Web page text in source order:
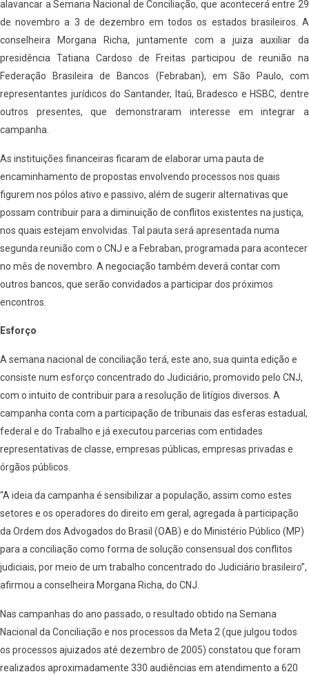
alavancar a Semana Nacional de Conciliação, que acontecerá entre 29
de novembro a 3 de dezembro em todos os estados brasileiros. A
conselheira Morgana Richa, juntamente com a juiza auxiliar da
presidência Tatiana Cardoso de Freitas participou de reunião na
Federação Brasileira de Bancos (Febraban), em São Paulo, com
representantes jurídicos do Santander, Itaú, Bradesco e HSBC, dentre
outros presentes, que demonstraram interesse em integrar a
campanha.
As instituições financeiras ficaram de elaborar uma pauta de
encaminhamento de propostas envolvendo processos nos quais
figurem nos pólos ativo e passivo, além de sugerir alternativas que
possam contribuir para a diminuição de conflitos existentes na justiça,
nos quais estejam envolvidas. Tal pauta será apresentada numa
segunda reunião com o CNJ e a Febraban, programada para acontecer
no mês de novembro. A negociação também deverá contar com
outros bancos, que serão convidados a participar dos próximos
encontros.
Esforço
A semana nacional de conciliação terá, este ano, sua quinta edição e
consiste num esforço concentrado do Judiciário, promovido pelo CNJ,
com o intuito de contribuir para a resolução de litígios diversos. A
campanha conta com a participação de tribunais das esferas estadual,
federal e do Trabalho e já executou parcerias com entidades
representativas de classe, empresas públicas, empresas privadas e
órgãos públicos.
“A ideia da campanha é sensibilizar a população, assim como estes
setores e os operadores do direito em geral, agregada à participação
da Ordem dos Advogados do Brasil (OAB) e do Ministério Público (MP)
para a conciliação como forma de solução consensual dos conflitos
judiciais, por meio de um trabalho concentrado do Judiciário brasileiro”,
afirmou a conselheira Morgana Richa, do CNJ.
Nas campanhas do ano passado, o resultado obtido na Semana
Nacional da Conciliação e nos processos da Meta 2 (que julgou todos
os processos ajuizados até dezembro de 2005) constatou que foram
realizados aproximadamente 330 audiências em atendimento a 620